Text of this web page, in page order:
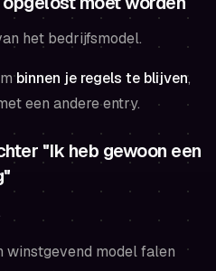
het bedrijfsmodel.
binnen je regels te blijven,
een andere entry.
"Ik heb gewoon een
winstgevend model falen